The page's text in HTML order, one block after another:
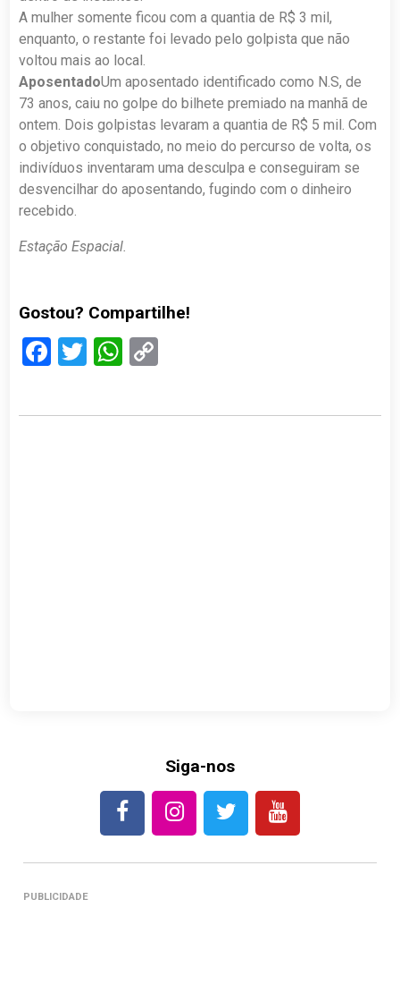
A mulher somente ficou com a quantia de R$ 3 mil,
enquanto, o restante foi levado pelo golpista que não
voltou mais ao local.
AposentadoUm aposentado identificado como N.S, de
73 anos, caiu no golpe do bilhete premiado na manhã de
ontem. Dois golpistas levaram a quantia de R$ 5 mil. Com
o objetivo conquistado, no meio do percurso de volta, os
indivíduos inventaram uma desculpa e conseguiram se
desvencilhar do aposentando, fugindo com o dinheiro
recebido.
Estação Espacial.
Gostou? Compartilhe!
Facebook
TwitterWhatsApp
Siga-nos
PUBLICIDADE